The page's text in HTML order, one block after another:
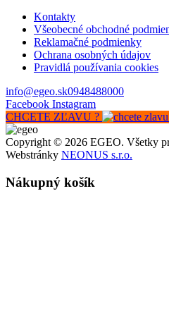
Kontakty
Všeobecné obchodné
Reklamačné podmienky
Ochrana osobných údajov
Pravidlá používania cookies
info@egeo.sk0948488000
Facebook Instagram
CHCETE ZĽAVU ?
Copyright © 2026 EGEO. Všetky
Webstránky NEONUS s.r.o.
Nákupný košík